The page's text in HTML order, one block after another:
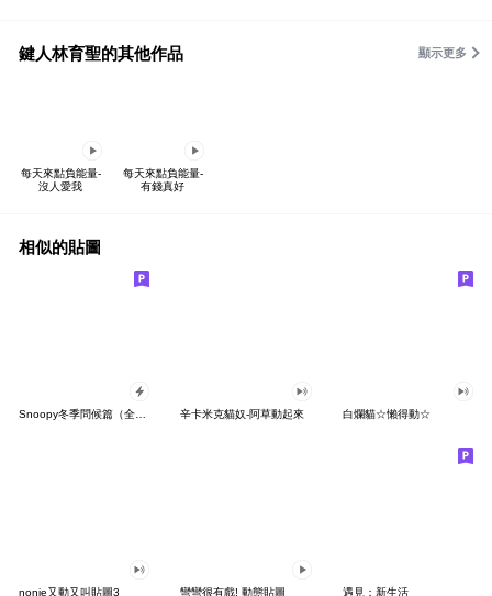
鍵人林育聖的其他作品 顯示更多
每天來點負能量-
沒人愛我
每天來點負能量-
有錢真好
相似的貼圖
Snoopy冬季問候篇（全螢幕貼圖） 辛卡米克貓奴-阿草動起來 白爛貓☆懶得動☆
nonie又動又叫貼圖3 彎彎很有戲! 動態貼圖 遇見；新生活